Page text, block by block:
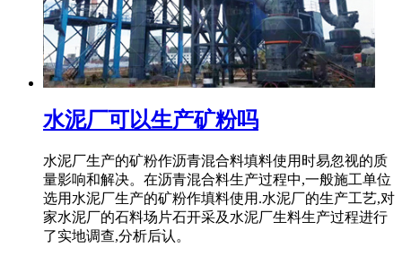
水泥厂可以生产矿粉吗
水泥厂生产的矿粉作沥青混合料填料使用时易忽视的质
量影响和解决。在沥青混合料生产过程中,一般施工单位
选用水泥厂生产的矿粉作填料使用.水泥厂的生产工艺,对
家水泥厂的石料场片石开采及水泥厂生料生产过程进行
了实地调查,分析后认。